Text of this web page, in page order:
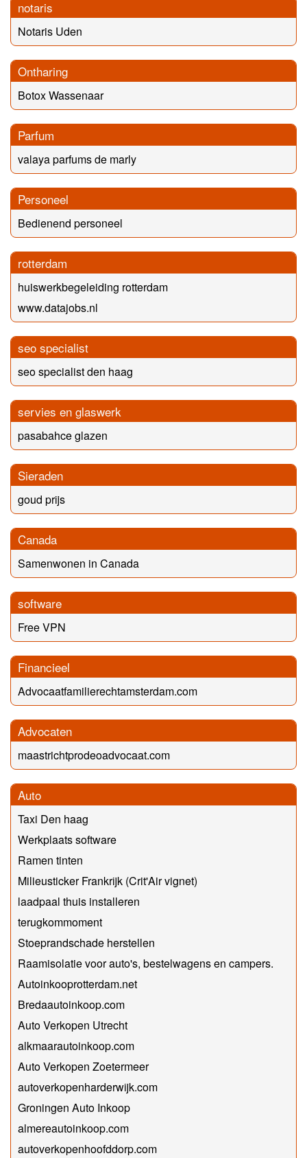
notaris
Notaris Uden
Ontharing
Botox Wassenaar
Parfum
valaya parfums de marly
Personeel
Bedienend personeel
rotterdam
huiswerkbegeleiding rotterdam
www.datajobs.nl
seo specialist
seo specialist den haag
servies en glaswerk
pasabahce glazen
Sieraden
goud prijs
Canada
Samenwonen in Canada
software
Free VPN
Financieel
Advocaatfamilierechtamsterdam.com
Advocaten
maastrichtprodeoadvocaat.com
Auto
Taxi Den haag
Werkplaats software
Ramen tinten
Milieusticker Frankrijk (Crit'Air vignet)
laadpaal thuis installeren
terugkommoment
Stoeprandschade herstellen
Raamisolatie voor auto's, bestelwagens en campers.
Autoinkooprotterdam.net
Bredaautoinkoop.com
Auto Verkopen Utrecht
alkmaarautoinkoop.com
Auto Verkopen Zoetermeer
autoverkopenharderwijk.com
Groningen Auto Inkoop
almereautoinkoop.com
autoverkopenhoofddorp.com